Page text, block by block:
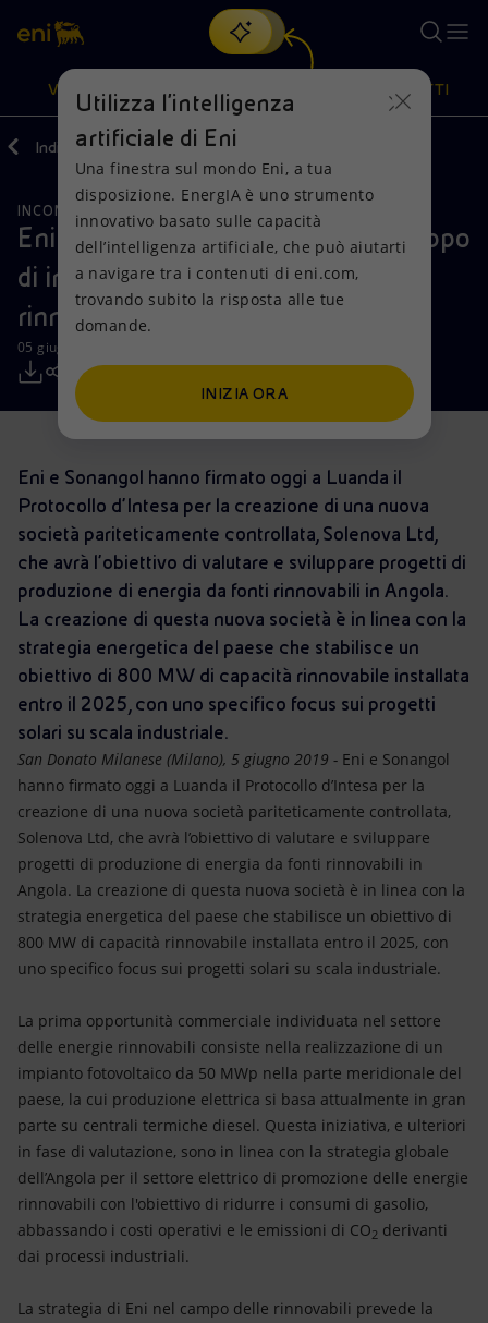
Cerca
scopri EnergIA, la nostra nuova soluzione di intelligenza
artificiale.
VISIONE
Visione
Mission e valori
Persone e Partnership
Net Zero
Modello satellitare
Energia accessibile
Innovazione
Scenari energetici
Azioni
Diversificazione energetica
Tecnologie per la transizione
Collaborazioni per l'innovazione
Attività nel mondo
PRODOTTI
Prodotti
Casa
Imprese
Mobilità
Indietro Media Comunicati Stampa
INCONTRI E ACCORDI RICERCA, SVILUPPO E TECNOLOGIA
Eni e Sonangol insieme per lo sviluppo
di iniziative da fonti energetiche
rinnovabili in Angola
05 giugno 2019 - 12:20 CEST
Eni e Sonangol hanno firmato oggi a Luanda il
Protocollo d’Intesa per la creazione di una nuova
società pariteticamente controllata, Solenova Ltd,
che avrà l’obiettivo di valutare e sviluppare progetti di
produzione di energia da fonti rinnovabili in Angola.
La creazione di questa nuova società è in linea con la
strategia energetica del paese che stabilisce un
obiettivo di 800 MW di capacità rinnovabile installata
entro il 2025, con uno specifico focus sui progetti
solari su scala industriale.
San Donato Milanese (Milano), 5 giugno 2019 - Eni e Sonangol
hanno firmato oggi a Luanda il Protocollo d’Intesa per la
creazione di una nuova società pariteticamente controllata,
Solenova Ltd, che avrà l’obiettivo di valutare e sviluppare
progetti di produzione di energia da fonti rinnovabili in
Angola. La creazione di questa nuova società è in linea con la
strategia energetica del paese che stabilisce un obiettivo di
800 MW di capacità rinnovabile installata entro il 2025, con
uno specifico focus sui progetti solari su scala industriale.
La prima opportunità commerciale individuata nel settore
delle energie rinnovabili consiste nella realizzazione di un
impianto fotovoltaico da 50 MWp nella parte meridionale del
paese, la cui produzione elettrica si basa attualmente in gran
parte su centrali termiche diesel. Questa iniziativa, e ulteriori
in fase di valutazione, sono in linea con la strategia globale
dell’Angola per il settore elettrico di promozione delle energie
rinnovabili con l'obiettivo di ridurre i consumi di gasolio,
abbassando i costi operativi e le emissioni di CO2 derivanti
dai processi industriali.
La strategia di Eni nel campo delle rinnovabili prevede la
Utilizza l'intelligenza
artificiale di Eni
Una finestra sul mondo Eni, a tua
disposizione. EnergIA è uno strumento
innovativo basato sulle capacità
dell’intelligenza artificiale, che può aiutarti
a navigare tra i contenuti di eni.com,
trovando subito la risposta alle tue
domande.
INIZIA ORA